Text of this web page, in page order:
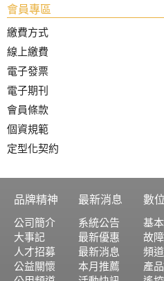
會員專區
繳費方式
線上繳費
電子發票
電子期刊
會員條款
個資規範
定型化契約
品牌精神
公司簡介
大事記
人才招募
公益關懷
最新消息
系統公告
最新優惠
最新消息
本月推薦
數
基
故
頻
產